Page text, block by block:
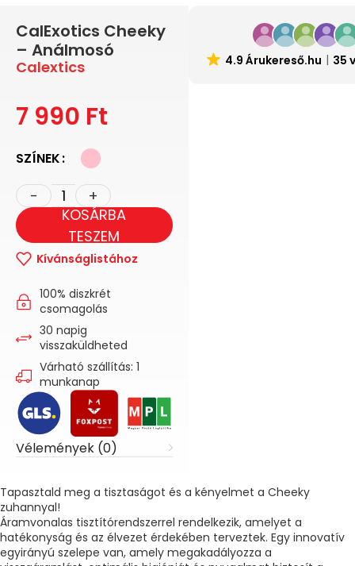
CalExotics Cheeky
– Análmosó
Calextics
7 990 Ft
SZÍNEK
KOSÁRBA
TESZEM
Kívánságlistához
100% diszkrét
csomagolás
30 napig
visszaküldheted
Várható szállítás: 1
munkanap
Vélemények (0)
4.9 Árukereső.hu 35
Tapasztald meg a tisztaságot és a kényelmet a Cheeky
zuhannyal!
Áramvonalas tisztítórendszerrel rendelkezik, amelyet a
hatékonyság és az élvezet érdekében terveztek. Egy innovatív
egyirányú szelepe van, amely megakadályozza a